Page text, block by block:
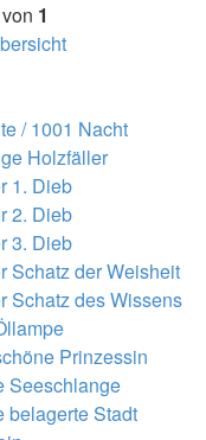
von 1
/ 1001 Nacht
Holzfäller
1. Dieb
2. Dieb
3. Dieb
der Weisheit
des Wissens
Prinzessin
Stadt